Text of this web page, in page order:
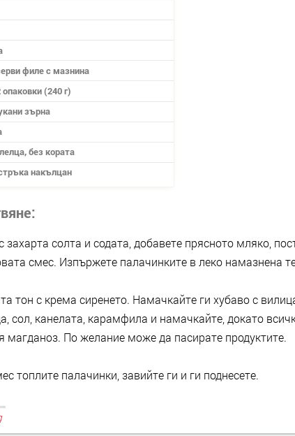
филе с мазнина
опаковки (240 г)
зърна
без кората
накълцан
захарта солта и содата, добавете прясното мляко,
смес. Изпържете палачинките в леко намазнена
тон с крема сиренето. Намачкайте ги хубаво с
сол, канелата, карамфила и намачкайте, докато
магданоз. По желание може да пасирате продуктите.
топлите палачинки, завийте ги и ги поднесете.